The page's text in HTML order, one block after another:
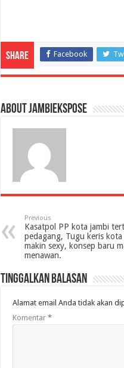
Share Facebook
About jambiekspose
Previous
Kasatpol PP kota jambi
pedagang, Tugu keris kota
makin sexy, konsep baru
menawan.
Tinggalkan Balasan
Alamat email Anda tidak akan
Komentar *